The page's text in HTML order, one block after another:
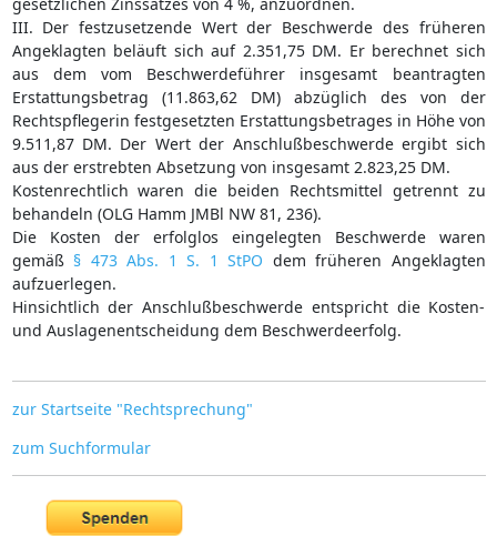
III. Der festzusetzende Wert der Beschwerde des früheren
Angeklagten beläuft sich auf 2.351,75 DM. Er berechnet sich
aus dem vom Beschwerdeführer insgesamt beantragten
Erstattungsbetrag (11.863,62 DM) abzüglich des von der
Rechtspflegerin festgesetzten Erstattungsbetrages in Höhe von
9.511,87 DM. Der Wert der Anschlußbeschwerde ergibt sich
aus der erstrebten Absetzung von insgesamt 2.823,25 DM.
Kostenrechtlich waren die beiden Rechtsmittel getrennt zu
behandeln (OLG Hamm JMBl NW 81, 236).
Die Kosten der erfolglos eingelegten Beschwerde waren
gemäß § 473 Abs. 1 S. 1 StPO dem früheren Angeklagten
aufzuerlegen.
Hinsichtlich der Anschlußbeschwerde entspricht die Kosten-
und Auslagenentscheidung dem Beschwerdeerfolg.
zur Startseite "Rechtsprechung"
zum Suchformular